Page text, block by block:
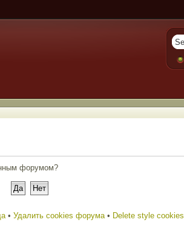
форумом?
• Удалить cookies форума• Delete style cookies